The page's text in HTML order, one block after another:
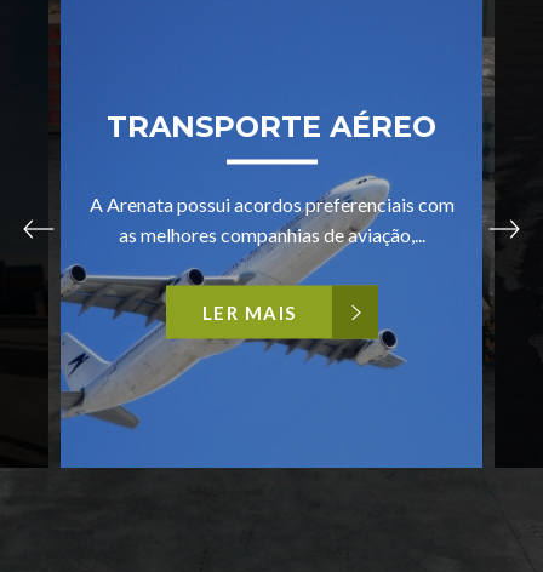
TRANSPORTE AÉREO
A Arenata possui acordos preferenciais com
as melhores companhias de aviação,...
LER MAIS